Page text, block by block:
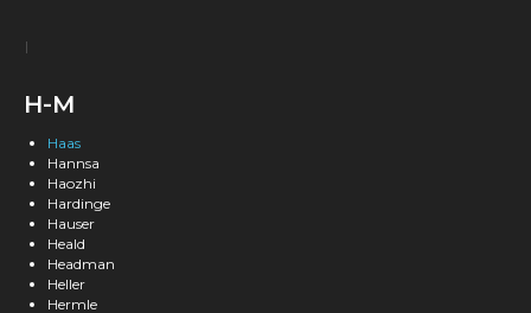
H-M
Haas
Hannsa
Haozhi
Hardinge
Hauser
Heald
Headman
Heller
Hermle